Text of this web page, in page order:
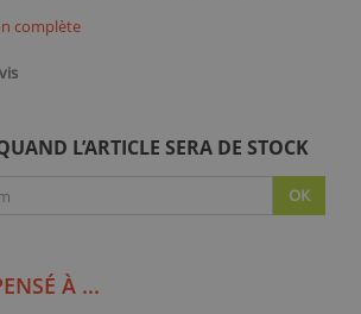
complète
L’ARTICLE SERA DE STOCK
OK
À ...